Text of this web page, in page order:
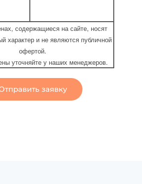
содержащиеся на сайте, носят
характер и не являются публичной
офертой.
уточняйте у наших менеджеров.
заявку